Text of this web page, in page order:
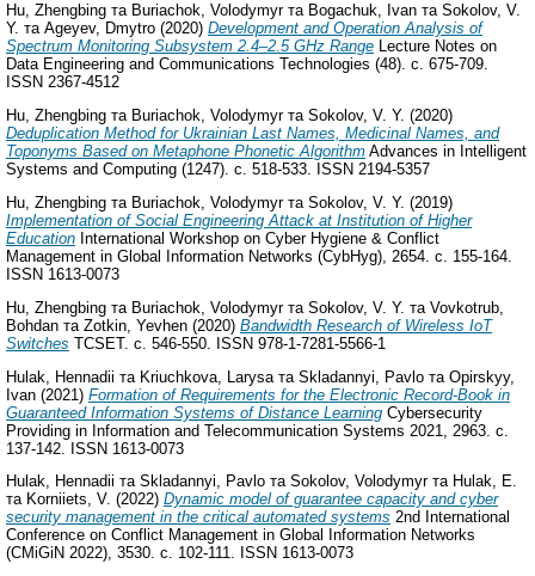
Hu, Zhengbing та Buriachok, Volodymyrта Bogachuk, Ivan та Sokolov, V.
Y. та Ageyev, Dmytro (2020) Development and Operation Analysis of
Spectrum Monitoring Subsystem 2.4–2.5 GHz Range Lecture Notes on
Data Engineering and Communications Technologies (48). с. 675-709.
ISSN 2367-4512
Hu, Zhengbing та Buriachok, Volodymyrта Sokolov, V. Y. (2020)
Deduplication Method for Ukrainian Last Names, Medicinal Names, and
Toponyms Based on Metaphone Phonetic Algorithm Advances in Intelligent
Systems and Computing (1247). с. 518-533. ISSN 2194-5357
Hu, Zhengbing та Buriachok, Volodymyrта Sokolov, V. Y. (2019)
Implementation of Social Engineering Attack at Institution of Higher
Education International Workshop on Cyber Hygiene & Conflict
Management in Global Information Networks (CybHyg), 2654. с. 155-164.
ISSN 1613-0073
Hu, Zhengbing та Buriachok, Volodymyrта Sokolov, V. Y. та Vovkotrub,
Bohdan та Zotkin, Yevhen (2020) Bandwidth Research of Wireless IoT
Switches TCSET. с. 546-550. ISSN 978-1-7281-5566-1
Hulak, Hennadii та Kriuchkova, Larysa та Skladannyi, Pavlo та Opirskyy,
Ivan (2021) Formation of Requirements for the Electronic Record-Book in
Guaranteed Information Systems of Distance Learning Cybersecurity
Providing in Information and Telecommunication Systems 2021, 2963. с.
137-142. ISSN 1613-0073
Hulak, Hennadii та Skladannyi, Pavlo та Sokolov, Volodymyrта Hulak, E.
та Korniiets, V. (2022) Dynamic model of guarantee capacity and cyber
security management in the critical automated systems 2nd International
Conference on Conflict Management in Global Information Networks
(CMiGiN 2022), 3530. с. 102-111. ISSN 1613-0073